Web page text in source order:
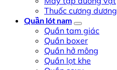
Thuốc cương dương
Quần lót nam
Quần tam giác
Quần boxer
Quần hở mông
Quần lọt khe